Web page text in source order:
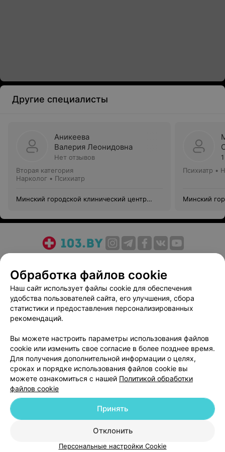
Другие специалисты
Аникеева
Валерия Леонидовна
Нет отзывов
Вторая категория
Нарколог • Психиатр
Минский городской клинический центр
Психиатр •
Минский
Медицинский маркетинг
Публичный договор
Пользовательское соглашение
Способы оплаты
Вакансии
Партнеры
Написать руководителю 103.by
Персональные настройки cookie
Обработка персональных данных
Обработка файлов cookie
Наш сайт использует файлы cookie для обеспечения
удобства пользователей сайта, его улучшения, сбора
статистики и предоставления персонализированных
рекомендаций.
Вы можете настроить параметры использования файлов
cookie или изменить свое согласие в более позднее время.
Для получения дополнительной информации о целях,
сроках и порядке использования файлов cookie вы
можете ознакомиться с нашей Политикой обработки
файлов cookie
Отклонить
Принять
Персональные настройки Cookie